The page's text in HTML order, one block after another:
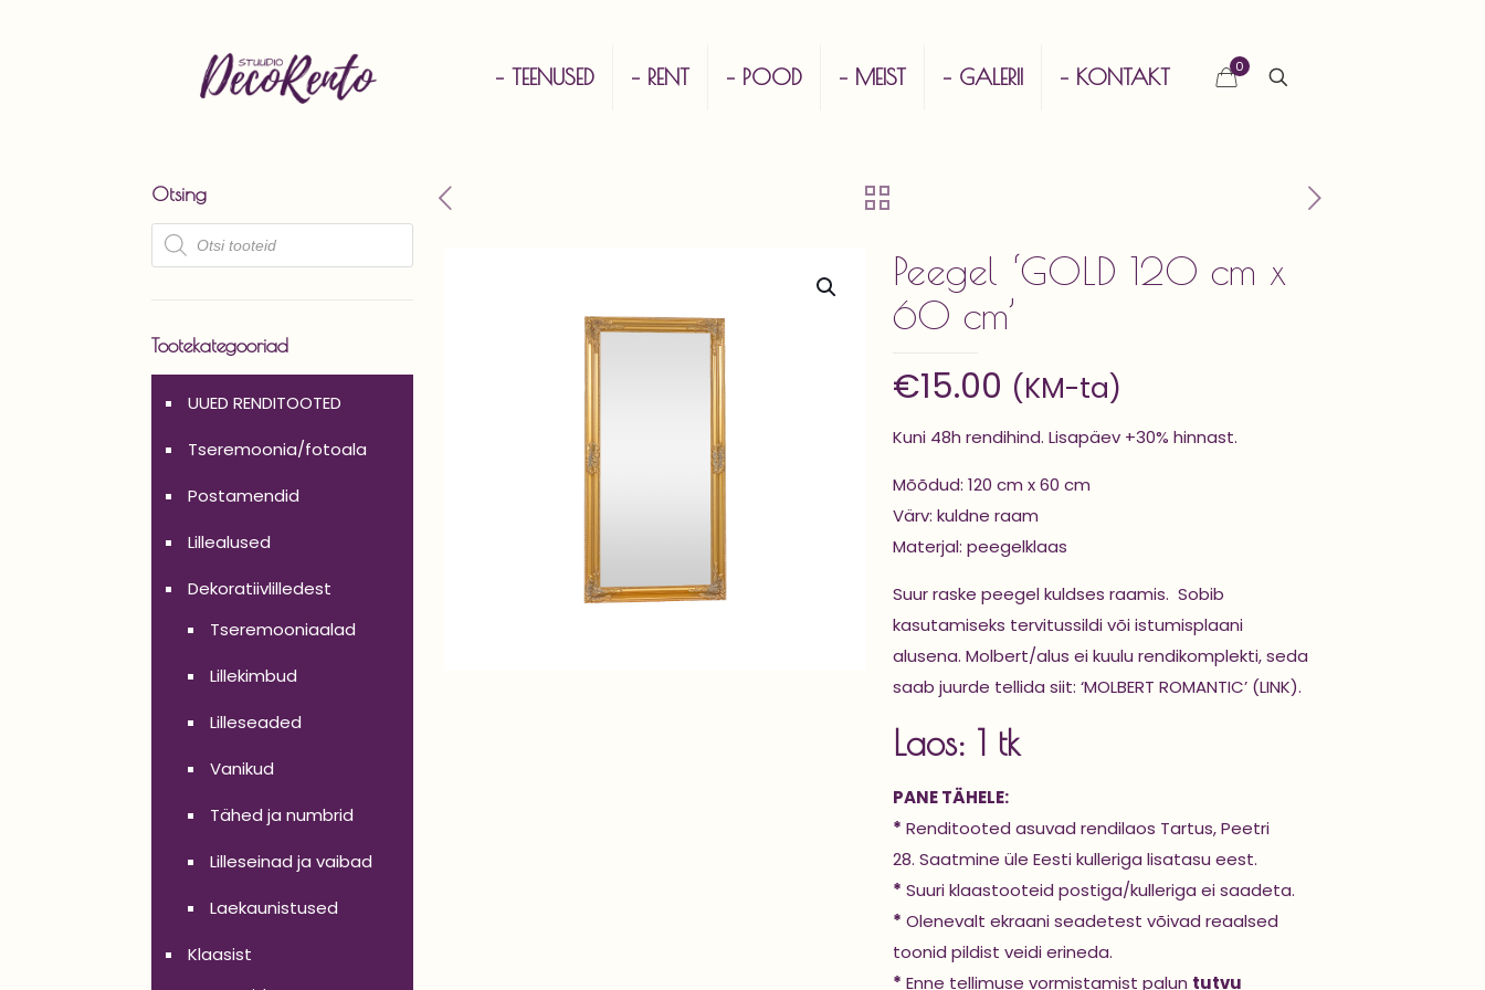
– TEENUSED – RENT – POOD – MEIST – GALERII – KONTAKT 0
Peegel ‘GOLD 120 cm x
60 cm’
€15.00 (KM-ta)
Kuni 48h rendihind. Lisapäev +30% hinnast.
Mõõdud: 120 cm x 60 cm
Värv: kuldne raam
Materjal: peegelklaas
Suur raske peegel kuldses raamis. Sobib
kasutamiseks tervitussildi või istumisplaani
alusena. Molbert/alus ei kuulu rendikomplekti, seda
saab juurde tellida siit:‘MOLBERT ROMANTIC’ (LINK).
Laos: 1 tk
PANE TÄHELE:
* Renditooted asuvad rendilaos Tartus, Peetri
28. Saatmine üle Eesti kulleriga lisatasu eest.
* Suuri klaastooteid postiga/kulleriga ei saadeta.
* Olenevalt ekraani seadetest võivad reaalsed
toonid pildist veidi erineda.
* Enne tellimuse vormistamist palun tutvu
Otsing
Products
search
Tootekategooriad
UUED RENDITOOTED
Tseremoonia/fotoala
Postamendid
Lillealused
Dekoratiivlilledest
Tseremooniaalad
Lillekimbud
Lilleseaded
Vanikud
Tähed ja numbrid
Lilleseinad ja vaibad
Laekaunistused
Klaasist